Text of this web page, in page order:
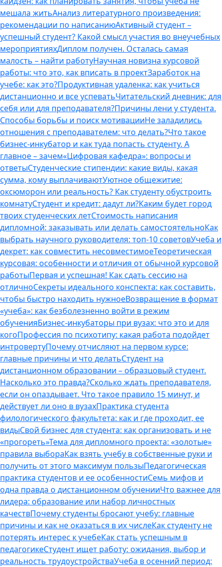
мешала житьАнализ литературного произведения:
рекомендации по написаниюАктивный студент –
успешный студент? Какой смысл участия во внеучебных
мероприятияхДиплом получен. Осталась самая
малость – найти работуНаучная новизна курсовой
работы: что это, как вписать в проектЗаработок на
учебе: как это?Продуктивная удаленка: как учиться
дистанционно и все успеватьЧитательский дневник: для
себя или для преподавателя?Причины лени у студента.
Способы борьбы и поиск мотивацииНе заладились
отношения с преподавателем: что делать?Что такое
бизнес-инкубатор и как туда попасть студенту. А
главное – зачем«Цифровая кафедра»: вопросы и
ответыСтуденческие стипендии: какие виды, какая
сумма, кому выплачиваютУютное общежитие:
оксюморон или реальность? Как студенту обустроить
комнатуСтудент и кредит: дадут ли?Каким будет город
твоих студенческих летСтоимость написания
дипломной: заказывать или делать самостоятельноКак
выбрать научного руководителя: топ-10 советовУчеба и
декрет: как совместить несовместимоеТеоретическая
курсовая: особенности и отличия от обычной курсовой
работыПервая и успешная! Как сдать сессию на
отличноСекреты идеального конспекта: как составить,
чтобы быстро находить нужноеВозвращение в формат
«учеба»: как безболезненно войти в режим
обученияБизнес-инкубаторы при вузах: что это и для
когоПрофессия по психотипу: какая работа подойдет
интровертуПочему отчисляют на первом курсе:
главные причины и что делатьСтудент на
дистанционном образовании – образцовый студент.
Насколько это правда?Сколько ждать преподавателя,
если он опаздывает. Что такое правило 15 минут, и
действует ли оно в вузахПрактика студента
филологического факультета: как и где проходит, ее
видыСвой бизнес для студента: как организовать и не
«прогореть»Тема для дипломного проекта: «золотые»
правила выбораКак взять учебу в собственные руки и
получить от этого максимум пользыПедагогическая
практика студентов и ее особенностиСемь мифов и
одна правда о дистанционном обученииЧто важнее для
лидера: образование или набор личностных
качествПочему студенты бросают учебу: главные
причины и как не оказаться в их числеКак студенту не
потерять интерес к учебеКак стать успешным в
педагогикеСтудент ищет работу: ожидания, выбор и
реальность трудоустройстваУчеба в осенний период: